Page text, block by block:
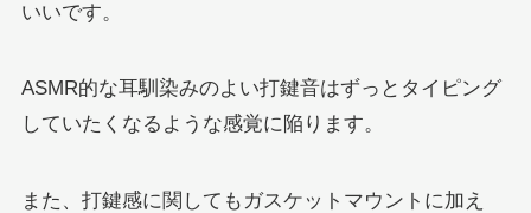
いいです。
ASMR的な耳馴染みのよい打鍵音はずっとタイピング
していたくなるような感覚に陥ります。
また、打鍵感に関してもガスケットマウントに加え